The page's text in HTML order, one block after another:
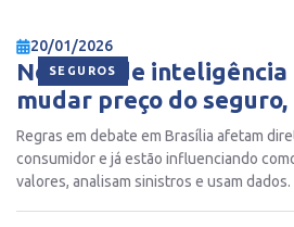
SEGUROS
20/01/2026
Nova lei de
mudar preço do
decisões automáticas
Regras em debate em Brasília afetam
consumidor e já estão influenciando
valores, analisam sinistros e usam dados.